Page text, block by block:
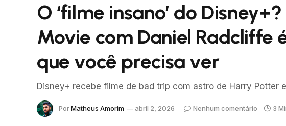
O ‘filme insano’ do
Movie com Daniel Radcliffe
que você precisa ver
Disney+ recebe filme de bad trip com astro de Harry Potter
PorMatheus Amorim abril 2, 2026 Nenhum comentário 3